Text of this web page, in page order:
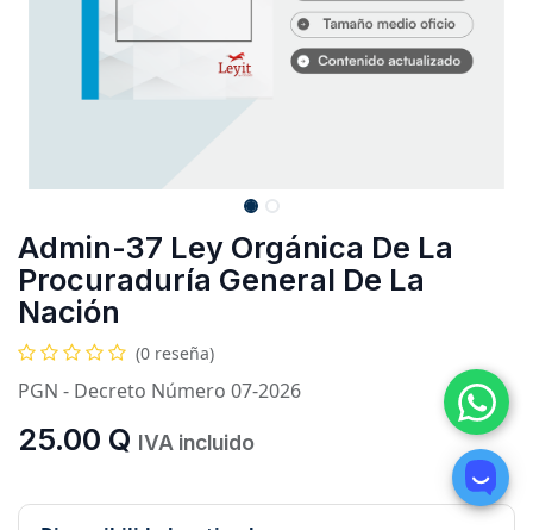
Admin-37 Ley Orgánica De La
Procuraduría General De La
Nación
(0 reseña)
PGN - Decreto Número 07-2026
25.00 Q IVA incluido